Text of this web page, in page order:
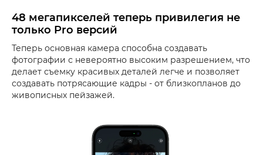
48 мегапикселей теперь привилегия не
только Pro версий
Теперь основная камера способна создавать
фотографии с невероятно высоким разрешением, что
делает съемку красивых деталей легче и позволяет
создавать потрясающие кадры - от близкопланов до
живописных пейзажей.